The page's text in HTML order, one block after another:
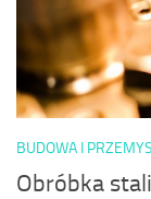
BUDOWA I
Obróbka